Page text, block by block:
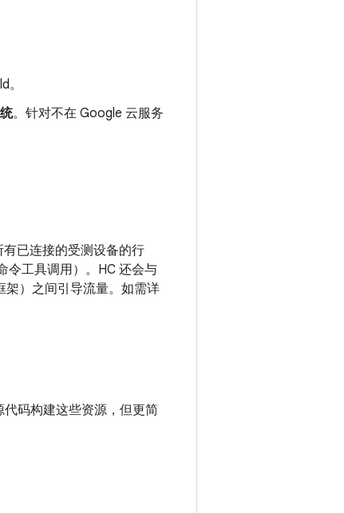
。针对不在 Google 云服务
已连接的受测设备的行
令工具调用）。HC 还会与
架）之间引导流量。如需详
代码构建这些资源，但更简